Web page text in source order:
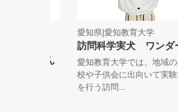
愛知県|愛知教育大学
訪問科学実犬 ワンダー君
愛知教育大学では、地域の小学
校や子供会に出向いて実験教室
を行う訪問...